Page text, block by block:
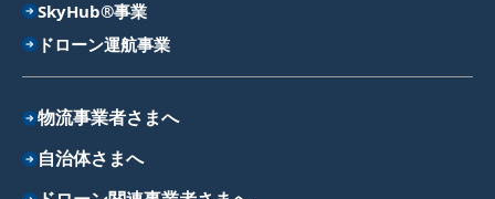
SkyHub®事業
ドローン運航事業
物流事業者さまへ
自治体さまへ